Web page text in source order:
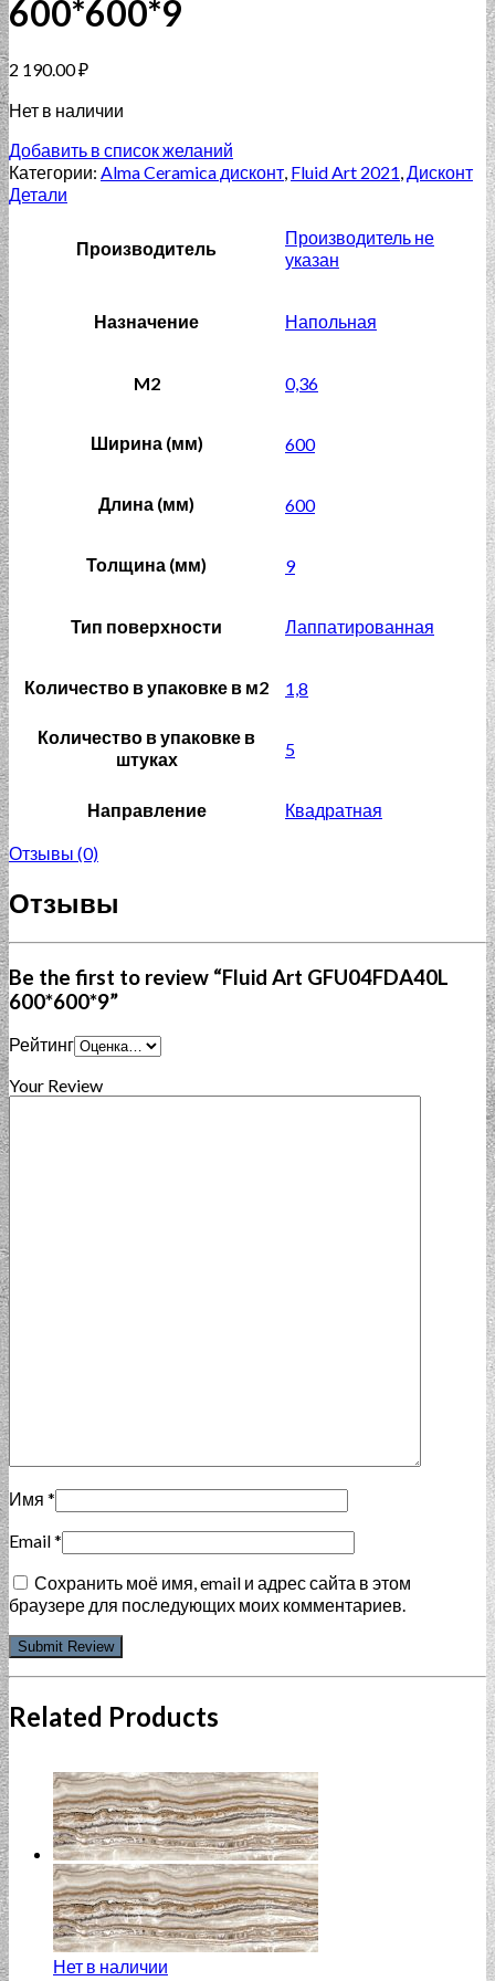
600*600*9
2 190.00₽
Нет в наличии
Добавить в список желаний
Категории: Alma Ceramica дисконт, Fluid Art 2021,Дисконт
Детали
Производитель
Производитель не
указан
Назначение Напольная
M2 0,36
Ширина (мм) 600
Длина (мм) 600
Толщина (мм) 9
Тип поверхности Лаппатированная
Количество в упаковке в м2 1,8
Количество в упаковке в
штуках
5
Направление Квадратная
Отзывы (0)
Отзывы
Be the first to review “Fluid Art GFU04FDA40L
600*600*9”
Рейтинг
Your Review
Имя *
Email*
Сохранить моё имя, email и адрес сайта в этом
браузере для последующих моих комментариев.
Related Products
Нет в наличии